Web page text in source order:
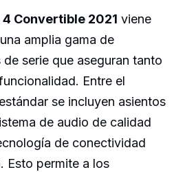
4 Convertible 2021 viene
amplia gama de
serie que aseguran tanto
Entre el
se incluyen asientos
de audio de calidad
de conectividad
Esto permite a los